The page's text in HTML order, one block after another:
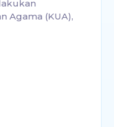
Agama (KUA),